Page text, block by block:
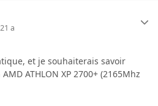
21 a
et je souhaiterais savoir
ATHLON XP 2700+ (2165Mhz